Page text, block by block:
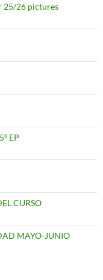
25/26 pictures
EP
CURSO
MAYO-JUNIO